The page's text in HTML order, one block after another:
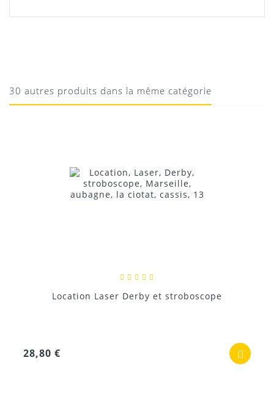
classique de 500W
Donnez votre avis !
30 autres produits dans la même catégorie
Location Laser Derby et stroboscope
28,80 €